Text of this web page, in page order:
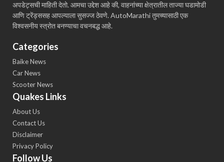
अपडेट्सची माहिती देतो. आमचा उद्देश आहे की, वाहनांच्या क्षेत्रातील ताज्या घडामोडी
आणि ट्रेंड्ससह आपल्याला सुसज्ज ठेवणे. AutoMarathi तुमच्यासाठी एक
विश्वसनीय स्त्रोत बनण्याचा वचनबद्ध आहे.
Categories
Baike News
Car News
Scooter News
Quakes Links
About Us
Contact Us
Disclaimer
Privacy Policy
Follow Us